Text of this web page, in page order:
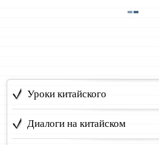
Уроки китайского
Диалоги на китайском